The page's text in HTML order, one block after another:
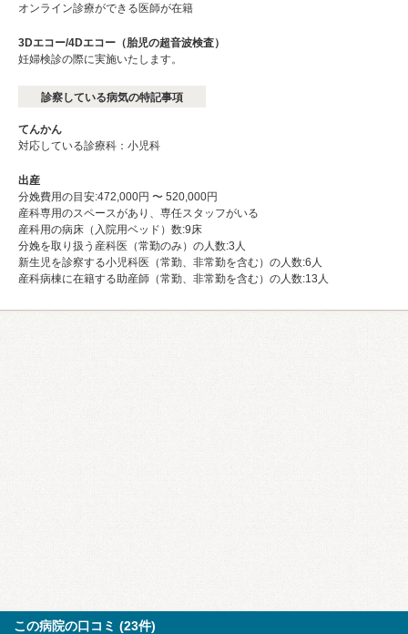
オンライン診療ができる医師が在籍
3Dエコー/4Dエコー（胎児の超音波検査）
妊婦検診の際に実施いたします。
診察している病気の特記事項
てんかん
対応している診療科：小児科
出産
分娩費用の目安:472,000円 〜 520,000円
産科専用のスペースがあり、専任スタッフがいる
産科用の病床（入院用ベッド）数:9床
分娩を取り扱う産科医（常勤のみ）の人数:3⼈
新生児を診察する小児科医（常勤、非常勤を含む）の人数:6⼈
産科病棟に在籍する助産師（常勤、非常勤を含む）の人数:13⼈
この病院の口コミ (23件)